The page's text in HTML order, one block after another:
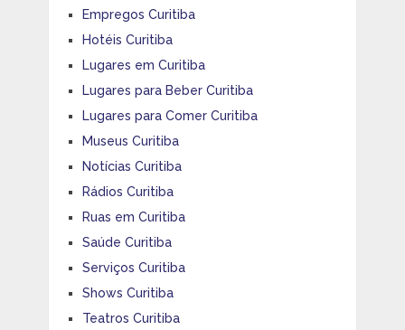
Empregos Curitiba
Hotéis Curitiba
Lugares em Curitiba
Lugares para Beber Curitiba
Lugares para Comer Curitiba
Museus Curitiba
Notícias Curitiba
Rádios Curitiba
Ruas em Curitiba
Saúde Curitiba
Serviços Curitiba
Shows Curitiba
Teatros Curitiba